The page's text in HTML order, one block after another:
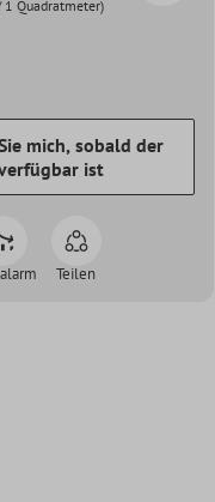
Quadratmeter)
mich, sobald der
ist
Teilen